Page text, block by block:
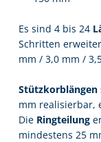
Es sind 4 bis 24
Schritten
mm / 3,0 mm /
Stützkorblängen
mm realisierbar,
Die Ringteilung
mindestens 25